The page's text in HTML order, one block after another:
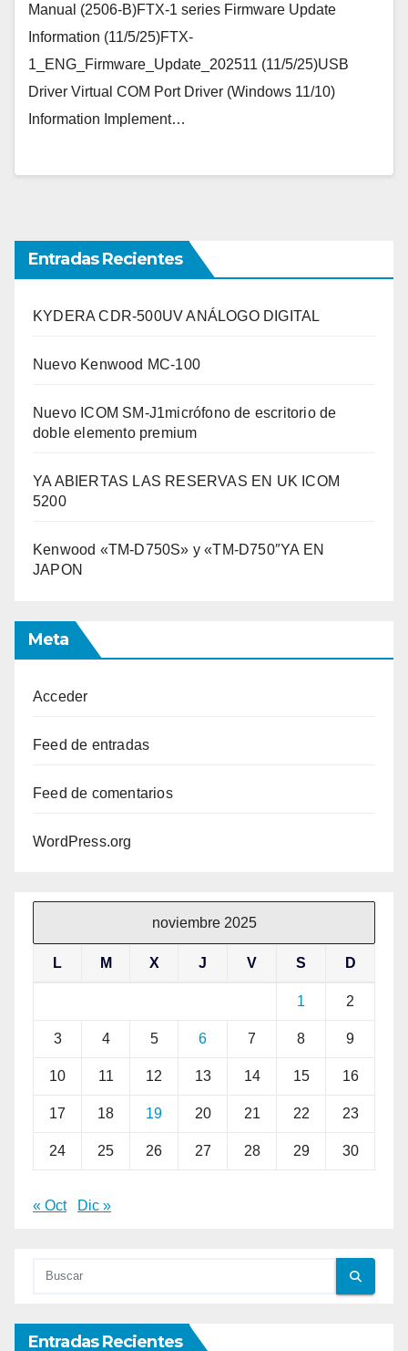
Manual (2506-B)FTX-1 series Firmware Update
Information (11/5/25)FTX-
1_ENG_Firmware_Update_202511 (11/5/25)USB
Driver Virtual COM Port Driver (Windows 11/10)
Information Implement…
Entradas Recientes
KYDERA CDR-500UV ANÁLOGO DIGITAL
Nuevo Kenwood MC-100
Nuevo ICOM SM-J1micrófono de escritorio de
doble elemento premium
YA ABIERTAS LAS RESERVAS EN UK ICOM
5200
Kenwood «TM-D750S» y «TM-D750″YA EN
JAPON
Meta
Acceder
Feed de entradas
Feed de comentarios
WordPress.org
noviembre 2025
L M X J V S D
1 2
3 4 5 6 7 8 9
10 11 12 13 14 15 16
17 18 19 20 21 22 23
24 25 26 27 28 29 30
« Oct Dic »
Entradas Recientes